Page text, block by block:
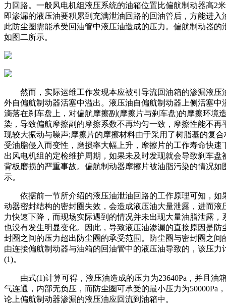
力回路。一般风电机组液压系统的油箱位置比偏航制动器高2
即渗漏的液压油要积累到充满泄油回路的回油管后，方能进入
此防尘圈需能承受回油管中液压油造成的压力。偏航制动器的
如图二所示。
然而，实际运维工作发现本应被引导流回油箱的渗漏液压
外自偏航制动器活塞中溢出。液压油自偏航制动器上侧活塞中
滴落在刹车盘上，对偏航摩擦副(摩擦片与刹车盘)的摩擦环境
染，导致偏航摩擦副的摩擦系数不再均匀一致，摩擦性能不再
现较大振动与噪声;摩擦片的摩擦材料由于采用了树脂基的复
受油脂侵入而变性，磨损率大幅上升，摩擦片的工作寿命快速
出风电机组的定检维护周期，如果未及时发现就会导致刹车盘
背板磨损的严重事故。偏航制动器摩擦片被油脂污染的情况如
示。
依据前一节所介绍的液压油泄油回路的工作原理可知，如
动器密封结构的密封圈失效，会造成液压油大量泄露，进而液
力快速下降，而现场实际遇到的情况并未出现大量油脂泄露，
也没有发生明显变化。因此，导致液压油渗漏的直接原因是防
封圈之间的压力超出防尘圈的承受范围。防尘圈与密封圈之间
由连接偏航制动器与油箱的回油管中的液压油导致的，该压力
(1)。
由式(1)计算可得，液压油造成的压力为23640Pa，并且油
气连通，内部无负压，而防尘圈可承受的最小压力为50000Pa
论上偏航制动器渗漏的液压油应回流到油箱中。